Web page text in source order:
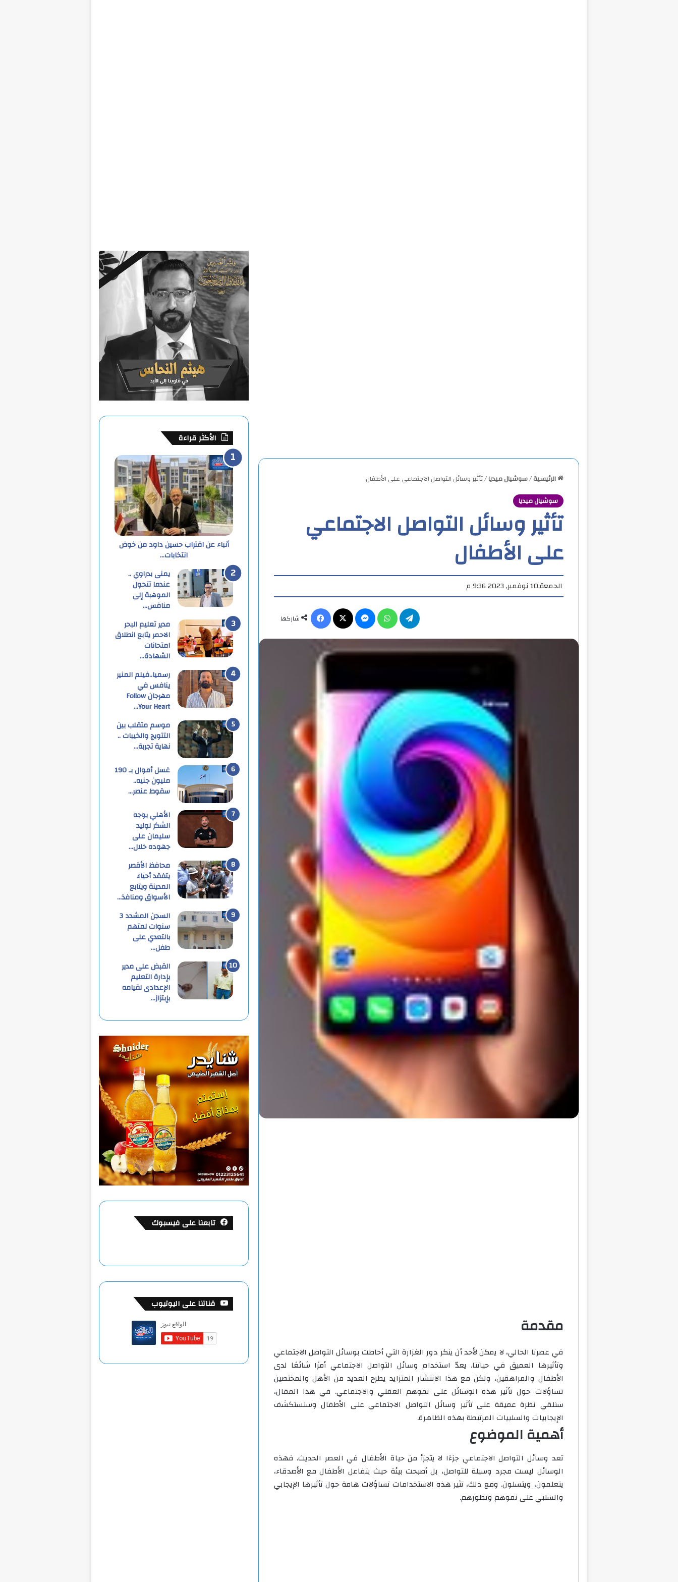
الرئيسية/سوشيال ميديا/تأثير وسائل التواصل الاجتماعي على الأطفال
سوشيال ميديا
تأثير وسائل التواصل الاجتماعي
على الأطفال
الجمعة,10 نوفمبر, 2023 9:36 م
شاركها
ماسنجر واتساب تيلقرام
مقدمة
في عصرنا الحالي، لا يمكن لأحد أن ينكر دور الغزارة التي أحاطت بوسائل التواصل الاجتماعي
وتأثيرها العميق في حياتنا. يعدّ استخدام وسائل التواصل الاجتماعي أمرًا شائعًا لدى
الأطفال والمراهقين، ولكن مع هذا الانتشار المتزايد يطرح العديد من الأهل والمختصين
تساؤلات حول تأثير هذه الوسائل على نموهم العقلي والاجتماعي. في هذا المقال،
سنلقي نظرة عميقة على تأثير وسائل التواصل الاجتماعي على الأطفال وسنستكشف
الإيجابيات والسلبيات المرتبطة بهذه الظاهرة.
أهمية الموضوع
تعد وسائل التواصل الاجتماعي جزءًا لا يتجزأ من حياة الأطفال في العصر الحديث. فهذه
الوسائل ليست مجرد وسيلة للتواصل، بل أصبحت بيئة حيث يتفاعل الأطفال مع الأصدقاء،
يتعلمون، ويتسلون. ومع ذلك، تثير هذه الاستخدامات تساؤلات هامة حول تأثيرها الإيجابي
والسلبي على نموهم وتطورهم.
الأكثر قراءة
أنباء عن اقتراب حسين داود من خوض
انتخابات…
يمنى بدراوي ..
عندما تتحول
الموهبة إلى
منافس…
مدير تعليم البحر
الاحمر يتابع انطلاق
امتحانات
الشهادة…
رسميا..فيلم المنير
ينافس في
مهرجان Follow
Your Heart…
موسم متقلب بين
التتويج والخيبات ..
نهاية تجربة…
غسل أموال بـ 190
مليون جنيه..
سقوط عنصر…
الأهلي يوجه
الشكر لوليد
سليمان على
جهوده خلال…
محافظ الأقصر
يتفقد أحياء
المدينة ويتابع
الأسواق ومنافذ…
السجن المشدد 3
سنوات لمتهم
بالتعدي على
طفل…
القبض على مدير
بإدارة التعليم
الإعدادى لقيامه
بإبتزاز…
تابعنا على فيسبوك
قناتنا على اليوتيوب